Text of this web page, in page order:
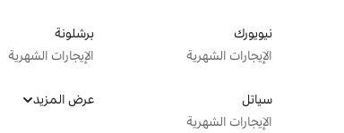
نيويورك
الإيجارات الشهرية
برشلونة
الإيجارات الشهرية
سياتل
الإيجارات الشهرية
عرض المزيد